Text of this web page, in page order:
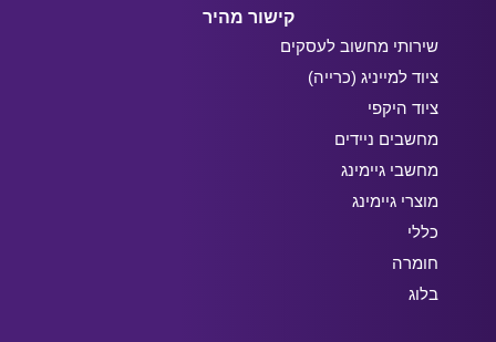
קישור מהיר
שירותי מחשוב לעסקים
ציוד למייניג (כרייה)
ציוד היקפי
מחשבים ניידים
מחשבי גיימינג
מוצרי גיימינג
כללי
חומרה
בלוג